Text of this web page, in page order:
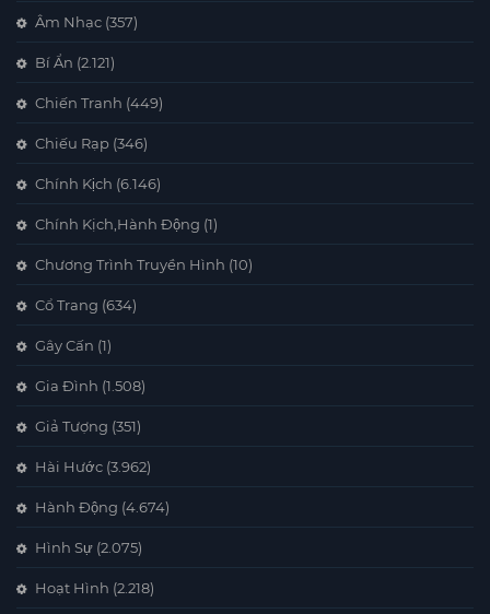
Âm Nhạc (357)
Bí Ẩn (2.121)
Chiến Tranh (449)
Chiếu Rạp (346)
Chính Kịch (6.146)
Chính Kịch,Hành Động (1)
Chương Trình Truyền Hình (10)
Cổ Trang (634)
Gây Cấn (1)
Gia Đình (1.508)
Giả Tượng (351)
Hài Hước (3.962)
Hành Động (4.674)
Hình Sự (2.075)
Hoạt Hình (2.218)